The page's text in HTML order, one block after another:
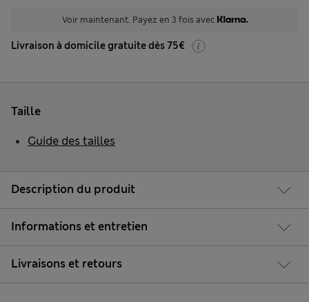
Voir maintenant. Payez en 3 fois avec
Livraison à domicile gratuite dès 75€
Description du produit
Informations et entretien
Livraisons et retours
Taille
Guide des tailles